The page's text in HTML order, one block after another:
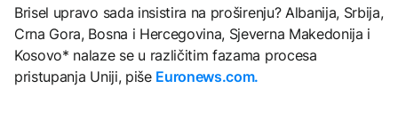
duhovi”
Brisel upravo sada insistira na proširenju? Albanija, Srbija,
Crna Gora, Bosna i Hercegovina, Sjeverna Makedonija i
Kosovo* nalaze se u različitim fazama procesa
pristupanja Uniji, piše Euronews.com.